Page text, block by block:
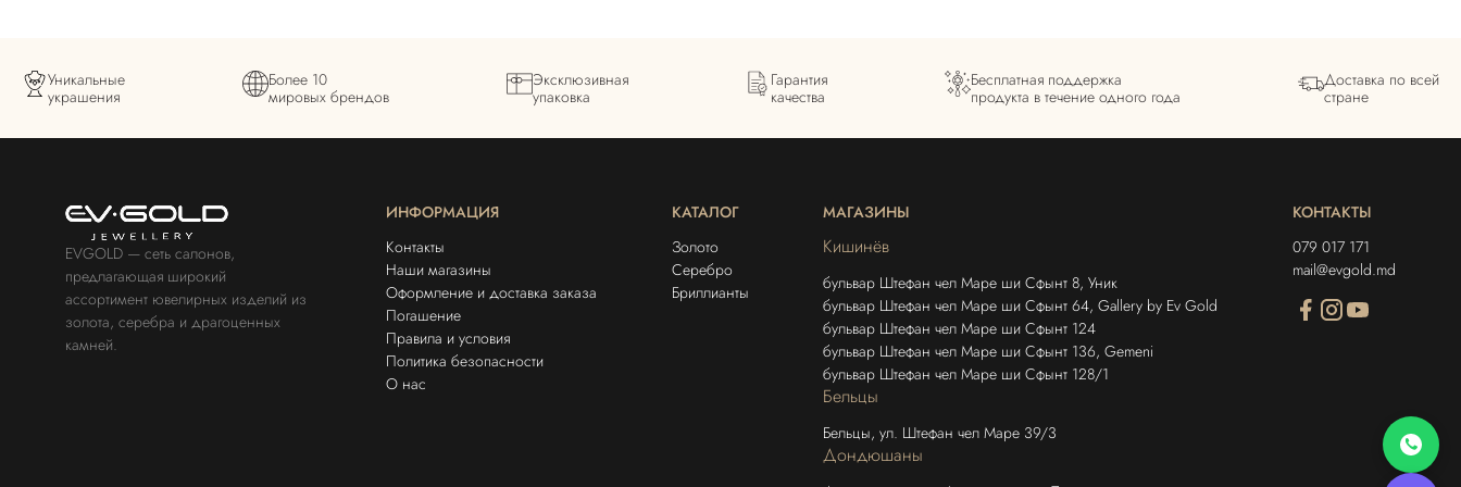
Уникальные
украшения
Более 10
мировых брендов
Эксклюзивная
упаковка
Гарантия
качества
Бесплатная поддержка
продукта в течение одного года
Доставка по всей
стране
EVGOLD — сеть салонов,
предлагающая широкий
ассортимент ювелирных изделий из
золота, серебра и драгоценных
камней.
ИНФОРМАЦИЯ
Контакты
Наши магазины
Оформление и доставка заказа
Погашение
Правила и условия
Политика безопасности
О нас
КАТАЛОГ
Золото
Серебро
Бриллианты
МАГАЗИНЫ
Кишинёв
бульвар Штефан чел Маре ши Сфынт 8, Уник
бульвар Штефан чел Маре ши Сфынт 64, Gallery by Ev Gold
бульвар Штефан чел Маре ши Сфынт 124
бульвар Штефан чел Маре ши Сфынт 136, Gemeni
бульвар Штефан чел Маре ши Сфынт 128/1
Бельцы
Бельцы, ул. Штефан чел Маре 39/3
Дондюшаны
КОНТАКТЫ
079 017 171
mail@evgold.md